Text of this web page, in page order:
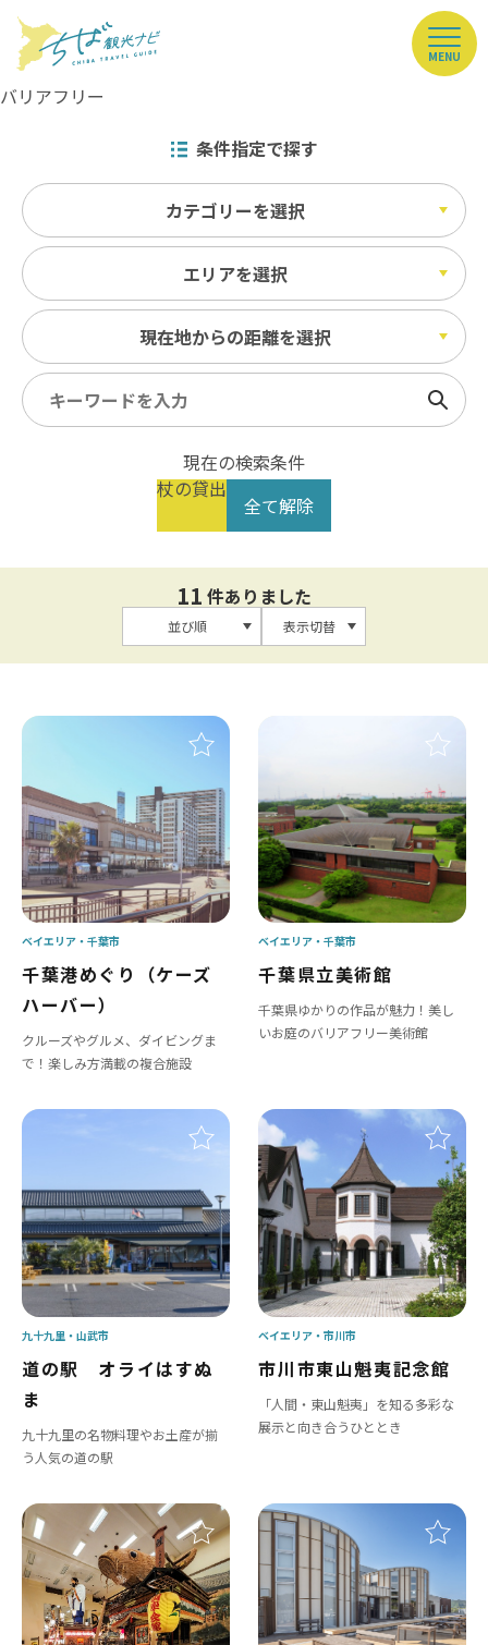
MENU
バリアフリー
条件指定で探す
カテゴリーを選択
エリアを選択
現在地からの距離を選択
検索
現在の検索条件
杖の貸出
全て解除
11 件ありました
並び順 表示切替
千葉港めぐり（ケーズ
ハーバー）
クルーズやグルメ、ダイビングま
で！楽しみ方満載の複合施設
ベイエリア 千葉市
千葉県立美術館
千葉県ゆかりの作品が魅力！美し
いお庭のバリアフリー美術館
ベイエリア 千葉市
道の駅 オライはすぬ
ま
九十九里の名物料理やお土産が揃
う人気の道の駅
九十九里 山武市
市川市東山魁夷記念館
「人間・東山魁夷」を知る多彩な
展示と向き合うひととき
ベイエリア 市川市